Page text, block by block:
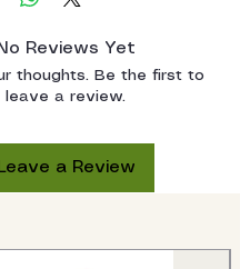
metrenin üzerinde olan olan
yetiştirilmektedir.
ve seçilir.
ürün aynı bahçeden gelir.
cevizlerimizin zengin
Reviews Yet
thoughts. Be the first to
leave a review.
Leave a Review